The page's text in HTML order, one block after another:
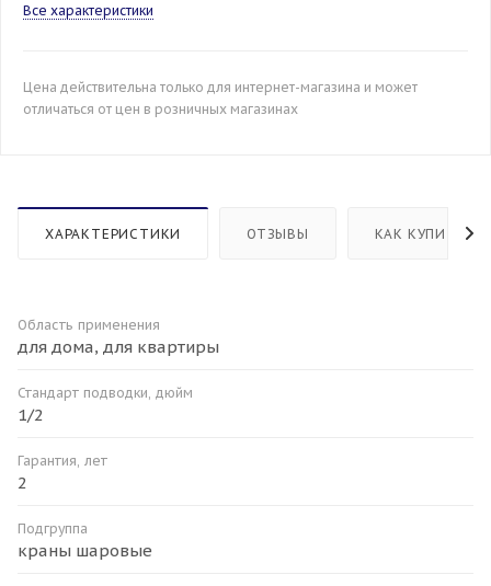
Все характеристики
Цена действительна только для интернет-магазина и может
отличаться от цен в розничных магазинах
ХАРАКТЕРИСТИКИ ОТЗЫВЫ КАК КУПИТЬ
Область применения
для дома, для квартиры
Стандарт подводки, дюйм
1/2
Гарантия, лет
2
Подгруппа
краны шаровые